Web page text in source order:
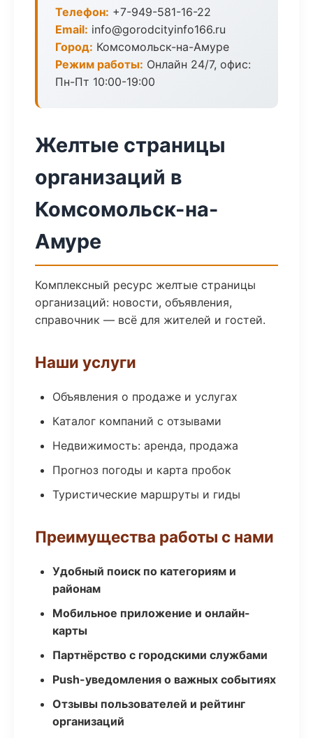
Телефон: +7-949-581-16-22
Email: info@gorodcityinfo166.ru
Город: Комсомольск-на-Амуре
Режим работы: Онлайн 24/7, офис:
Пн-Пт 10:00-19:00
Желтые страницы
организаций в
Комсомольск-на-
Амуре
Комплексный ресурс желтые страницы
организаций: новости, объявления,
справочник — всё для жителей и гостей.
Наши услуги
Объявления о продаже и услугах
Каталог компаний с отзывами
Недвижимость: аренда, продажа
Прогноз погоды и карта пробок
Туристические маршруты и гиды
Преимущества работы с нами
Удобный поиск по категориям и
районам
Мобильное приложение и онлайн-
карты
Партнёрство с городскими службами
Push-уведомления о важных событиях
Отзывы пользователей и рейтинг
организаций